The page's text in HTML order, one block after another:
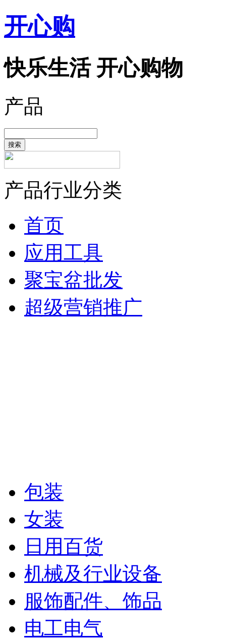
开心购
快乐生活 开心购物
产品
搜索
产品行业分类
首页
应用工具
聚宝盆批发
超级营销推广
包装
女装
日用百货
机械及行业设备
服饰配件、饰品
电工电气